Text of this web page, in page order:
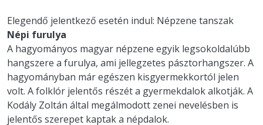
Elegendő jelentkező esetén indul: Népzene tanszak
Népi furulya
A hagyományos magyar népzene egyik legsokoldalúbb
hangszere a furulya, ami jellegzetes pásztorhangszer. A
hagyományban már egészen kisgyermekkortól jelen
volt. A folklór jelentős részét a gyermekdalok alkotják. A
Kodály Zoltán által megálmodott zenei nevelésben is
jelentős szerepet kaptak a népdalok.